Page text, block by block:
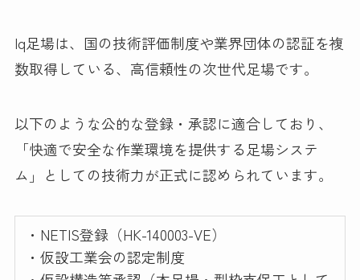
Iq足場は、国の技術評価制度や業界団体の認証を複
数取得している、高信頼性の次世代足場です。
以下のような公的な登録・承認に適合しており、
「快適で安全な作業環境を提供する足場システ
ム」としての技術力が正式に認められています。
・NETIS登録（HK-140003-VE）
・仮設工業会の認定制度